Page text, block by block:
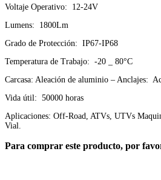
Voltaje Operativo: 12-24V
Lumens: 1800Lm
Grado de Protección: IP67-IP68
Temperatura de Trabajo: -20 _ 80°C
Carcasa: Aleación de aluminio – Anclajes:
Vida útil: 50000 horas
Aplicaciones: Off-Road, ATVs, UTVs
Vial.
Para comprar este producto, por